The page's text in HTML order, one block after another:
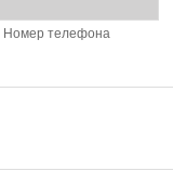
Номер телефона